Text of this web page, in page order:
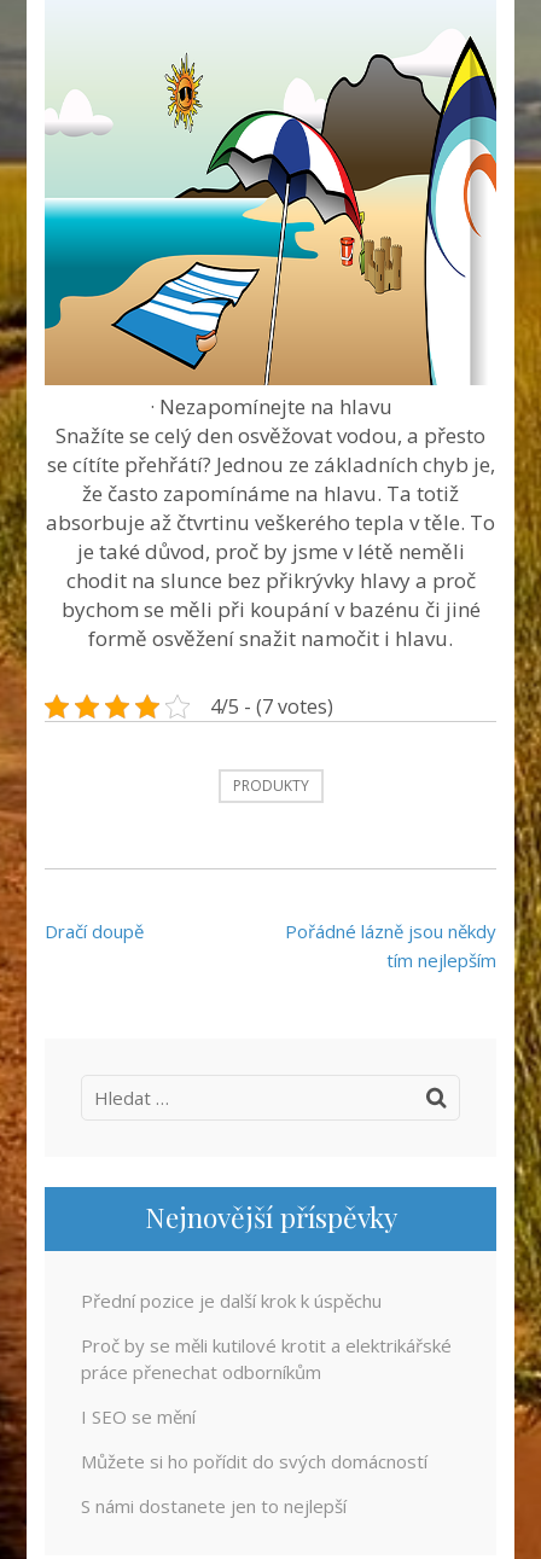
· Nezapomínejte na hlavu
Snažíte se celý den osvěžovat vodou, a přesto
se cítíte přehřátí? Jednou ze základních chyb je,
že často zapomínáme na hlavu. Ta totiž
absorbuje až čtvrtinu veškerého tepla v těle. To
je také důvod, proč by jsme v létě neměli
chodit na slunce bez přikrývky hlavy a proč
bychom se měli při koupání v bazénu či jiné
formě osvěžení snažit namočit i hlavu.
4/5 - (7 votes)
PRODUKTY
Navigace
Dračí doupě
Pořádné lázně jsou někdy
tím nejlepším
Vyhledávání
Nejnovější příspěvky
Přední pozice je další krok k úspěchu
Proč by se měli kutilové krotit a elektrikářské
práce přenechat odborníkům
I SEO se mění
Můžete si ho pořídit do svých domácností
S námi dostanete jen to nejlepší